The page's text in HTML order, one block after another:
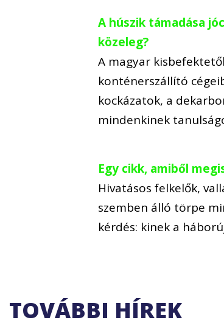
A húszik támadása
közeleg?
A magyar
konténerszállító
kockázatok, a
mindenkinek
Egy cikk, amiből
Hivatásos felkelők,
szemben álló törpe
kérdés: kinek a
TOVÁBBI HÍREK